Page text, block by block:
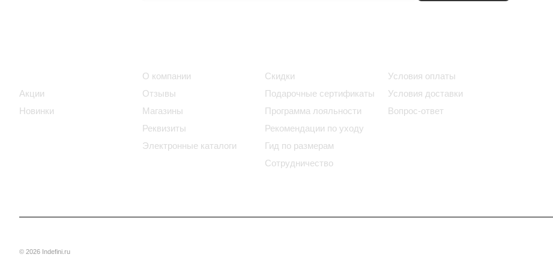
Акции
Новинки
О компании
Отзывы
Магазины
Реквизиты
Электронные каталоги
Скидки
Подарочные сертификаты
Программа лояльности
Рекомендации по уходу
Гид по размерам
Сотрудничество
Условия оплаты
Условия доставки
Вопрос-ответ
© 2026 Indefini.ru